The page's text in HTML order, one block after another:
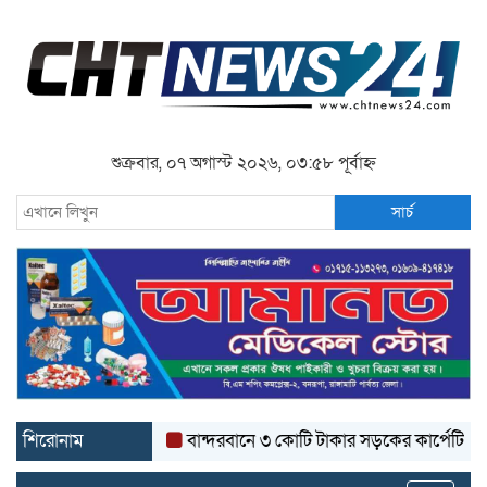
শুক্রবার, ০৭ অগাস্ট ২০২৬, ০৩:৫৮ পূর্বাহ্ন
সার্চ
শিরোনাম বান্দরবানে ৩ কোটি টাকার সড়কের কার্পেটিং উঠে